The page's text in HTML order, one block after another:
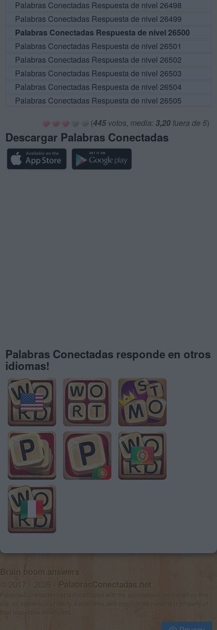
Palabras Conectadas Respuesta de nivel 26498
Palabras Conectadas Respuesta de nivel 26499
Palabras Conectadas Respuesta de nivel 26500
Palabras Conectadas Respuesta de nivel 26501
Palabras Conectadas Respuesta de nivel 26502
Palabras Conectadas Respuesta de nivel 26503
Palabras Conectadas Respuesta de nivel 26504
Palabras Conectadas Respuesta de nivel 26505
(445votos, media: 3,20 fuera de 5)
Descargar Palabras Conectadas
Palabras Conectadas responde en otros
idiomas!
Brain boom answers
© 2017 - 2026 · PalabrasConectadas.net
PalabrasConectadas.net is not affiliated with the applications mentioned on this
site. All intellectual property, trademarks, and copyrighted material is property of